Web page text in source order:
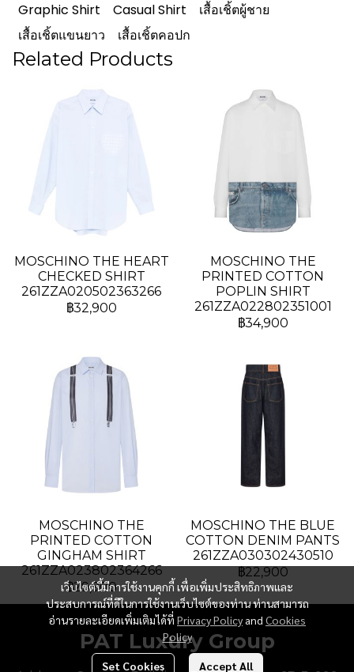
Graphic Shirt
Casual Shirt
เสื้อเชิ้ตผู้ชาย
เสื้อเชิ้ตแขนยาว
เสื้อเชิ้ตคอปก
Related Products
MOSCHINO THE HEART
CHECKED SHIRT
261ZZA020502363266
฿32,900
MOSCHINO THE
PRINTED COTTON
POPLIN SHIRT
261ZZA022802351001
฿34,900
MOSCHINO THE
PRINTED COTTON
GINGHAM SHIRT
261ZZA023802364266
฿29,900
MOSCHINO THE BLUE
COTTON DENIM PANTS
261ZZA030302430510
฿22,900
เว็บไซต์นี้มีการใช้งานคุกกี้ เพื่อเพิ่มประสิทธิภาพและ
ประสบการณ์ที่ดีในการใช้งานเว็บไซต์ของท่าน ท่านสามารถ
อ่านรายละเอียดเพิ่มเติมได้ที่ Privacy Policy and Cookies
Policy
Set Cookies Accept All
PAT Luxury Group